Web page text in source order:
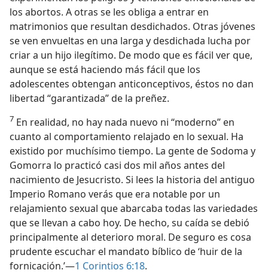
los abortos. A otras se les obliga a entrar en
matrimonios que resultan desdichados. Otras jóvenes
se ven envueltas en una larga y desdichada lucha por
criar a un hijo ilegítimo. De modo que es fácil ver que,
aunque se está haciendo más fácil que los
adolescentes obtengan anticonceptivos, éstos no dan
libertad “garantizada” de la preñez.
7 En realidad, no hay nada nuevo ni “moderno” en
cuanto al comportamiento relajado en lo sexual. Ha
existido por muchísimo tiempo. La gente de Sodoma y
Gomorra lo practicó casi dos mil años antes del
nacimiento de Jesucristo. Si lees la historia del antiguo
Imperio Romano verás que era notable por un
relajamiento sexual que abarcaba todas las variedades
que se llevan a cabo hoy. De hecho, su caída se debió
principalmente al deterioro moral. De seguro es cosa
prudente escuchar el mandato bíblico de ‘huir de la
fornicación.’—1 Corintios 6:18.